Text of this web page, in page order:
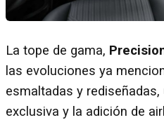
La tope de gama,
las evoluciones ya
esmaltadas y
exclusiva y la adición de